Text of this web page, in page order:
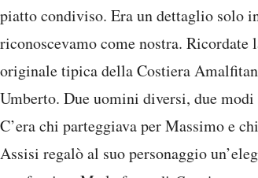
piatto condiviso. Era un dettaglio solo
riconoscevamo come nostra.
originale tipica della Costiera
Umberto. Due uomini diversi, due
C’era chi parteggiava per Massimo e
Assisi regalò al suo personaggio